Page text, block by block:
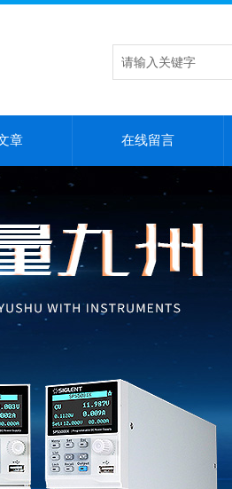
章 在线留言